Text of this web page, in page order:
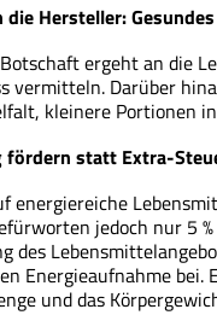
Hersteller:
ergeht an die
vermitteln. Darüber
kleinere Portionen
fördern statt Extra-
energiereiche
jedoch nur 5
des
Energieaufnahme bei.
und das